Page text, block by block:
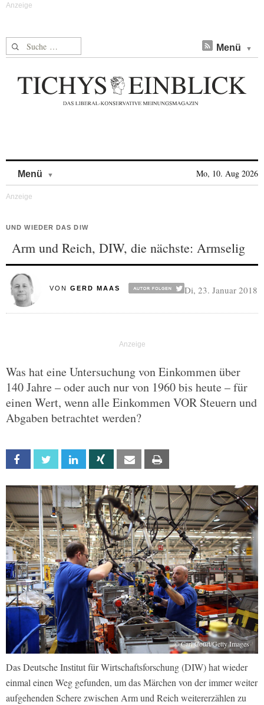
Suche nach: Menü
Menü Mo, 10. Aug 2026
UND WIEDER DAS DIW
Arm und Reich, DIW, die nächste: Armselig
VON GERD MAAS Di, 23. Januar 2018
Was hat eine Untersuchung von Einkommen über
140 Jahre – oder auch nur von 1960 bis heute – für
einen Wert, wenn alle Einkommen VOR Steuern und
Abgaben betrachtet werden?
Facebook Twitter Linkedin Xing Email
© Carl Court/Getty Images
Das Deutsche Institut für Wirtschaftsforschung (DIW) hat wieder
einmal einen Weg gefunden, um das Märchen von der immer weiter
aufgehenden Schere zwischen Arm und Reich weitererzählen zu